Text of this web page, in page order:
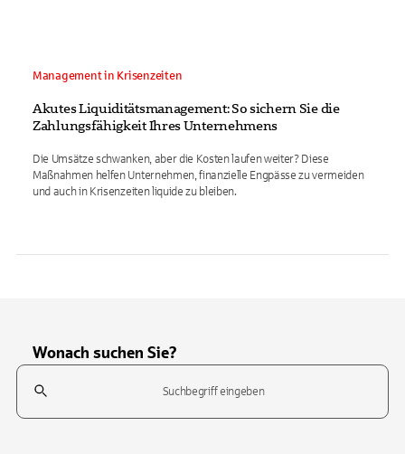
Management in Krisenzeiten
Akutes Liquiditätsmanagement: So sichern Sie die
Zahlungsfähigkeit Ihres Unternehmens
Die Umsätze schwanken, aber die Kosten laufen weiter? Diese
Maßnahmen helfen Unternehmen, finanzielle Engpässe zu vermeiden
und auch in Krisenzeiten liquide zu bleiben.
Wonach suchen Sie?
Suchfeld